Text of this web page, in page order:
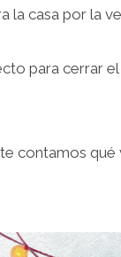
la casa por la
para cerrar el
contamos qué